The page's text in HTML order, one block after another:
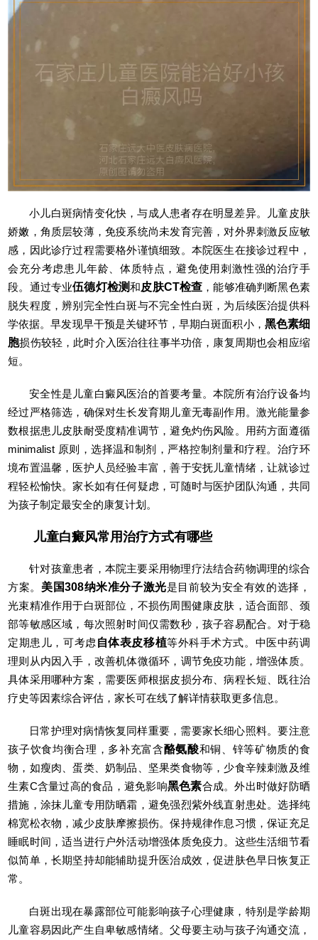
小儿白斑病情变化快，与成人患者存在明显差异。儿童皮肤
娇嫩，角质层较薄，免疫系统尚未发育完善，对外界刺激反应敏
感，因此诊疗过程需要格外谨慎细致。本院医生在接诊过程中，
会充分考虑患儿年龄、体质特点，避免使用刺激性强的治疗手
段。通过专业伍德灯检测和皮肤CT检查 ，能够准确判断黑色素
脱失程度，辨别完全性白斑与不完全性白斑，为后续医治提供科
学依据。早发现早干预是关键环节，早期白斑面积小， 黑色素细
胞损伤较轻，此时介入医治往往事半功倍，康复周期也会相应缩
短。
安全性是儿童白癜风医治的首要考量。本院所有治疗设备均
经过严格筛选，确保对生长发育期儿童无毒副作用。激光能量参
数根据患儿皮肤耐受度精准调节，避免灼伤风险。用药方面遵循
minimalist 原则，选择温和制剂，严格控制剂量和疗程。治疗环
境布置温馨，医护人员经验丰富，善于安抚儿童情绪，让就诊过
程轻松愉快。家长如有任何疑虑，可随时与医护团队沟通，共同
为孩子制定最安全的康复计划。
儿童白癜风常用治疗方式有哪些
针对孩童患者，本院主要采用物理疗法结合药物调理的综合
方案。 美国308纳米准分子激光是目前较为安全有效的选择，
光束精准作用于白斑部位，不损伤周围健康皮肤，适合面部、颈
部等敏感区域，每次照射时间仅需数秒，孩子容易配合。对于稳
定期患儿，可考虑自体表皮移植等外科手术方式。中医中药调
理则从内因入手，改善机体微循环，调节免疫功能，增强体质。
具体采用哪种方案，需要医师根据皮损分布、病程长短、既往治
疗史等因素综合评估，家长可在线了解详情获取更多信息。
日常护理对病情恢复同样重要，需要家长细心照料。要注意
孩子饮食均衡合理，多补充富含酪氨酸和铜、锌等矿物质的食
物，如瘦肉、蛋类、奶制品、坚果类食物等，少食辛辣刺激及维
生素C含量过高的食品，避免影响黑色素合成。外出时做好防晒
措施，涂抹儿童专用防晒霜，避免强烈紫外线直射患处。选择纯
棉宽松衣物，减少皮肤摩擦损伤。保持规律作息习惯，保证充足
睡眠时间，适当进行户外活动增强体质免疫力。这些生活细节看
似简单，长期坚持却能辅助提升医治成效，促进肤色早日恢复正
常。
白斑出现在暴露部位可能影响孩子心理健康，特别是学龄期
儿童容易因此产生自卑敏感情绪。父母要主动与孩子沟通交流，